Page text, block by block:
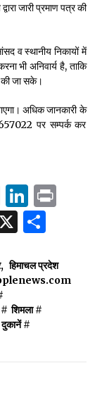
जारी प्रमाण पत्र की
व स्थानीय निकायों में
भी अनिवार्य है, ताकि
जा सके।
अधिक जानकारी के
पर सम्पर्क कर
Email
X
, हिमाचल प्रदेश
शिमला#
दुकानें#